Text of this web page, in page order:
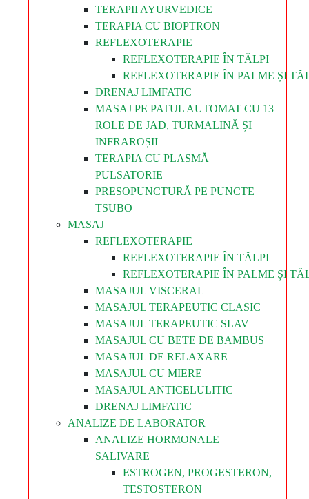
TERAPII AYURVEDICE
TERAPIA CU BIOPTRON
REFLEXOTERAPIE
REFLEXOTERAPIE ÎN TĂLPI
REFLEXOTERAPIE ÎN PALME ȘI
DRENAJ LIMFATIC
MASAJ PE PATUL AUTOMAT CU 13
ROLE DE JAD, TURMALINĂ ȘI
INFRAROȘII
TERAPIA CU PLASMĂ
PULSATORIE
PRESOPUNCTURĂ PE PUNCTE
TSUBO
MASAJ
REFLEXOTERAPIE
REFLEXOTERAPIE ÎN TĂLPI
REFLEXOTERAPIE ÎN PALME ȘI
MASAJUL VISCERAL
MASAJUL TERAPEUTIC CLASIC
MASAJUL TERAPEUTIC SLAV
MASAJUL CU BETE DE BAMBUS
MASAJUL DE RELAXARE
MASAJUL CU MIERE
MASAJUL ANTICELULITIC
DRENAJ LIMFATIC
ANALIZE DE LABORATOR
ANALIZE HORMONALE
SALIVARE
ESTROGEN, PROGESTERON,
TESTOSTERON